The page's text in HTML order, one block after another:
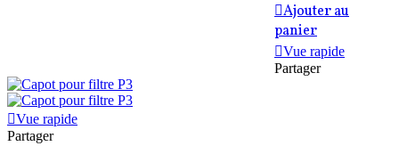
Ajouter au
panier
Vue rapide
Partager
Vue rapide
Partager